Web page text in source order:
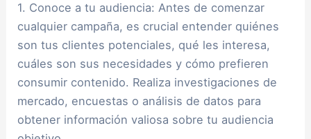
1. Conoce a tu audiencia: Antes de comenzar
cualquier campaña, es crucial entender quiénes
son tus clientes potenciales, qué les interesa,
cuáles son sus necesidades y cómo prefieren
consumir contenido. Realiza investigaciones de
mercado, encuestas o análisis de datos para
obtener información valiosa sobre tu audiencia